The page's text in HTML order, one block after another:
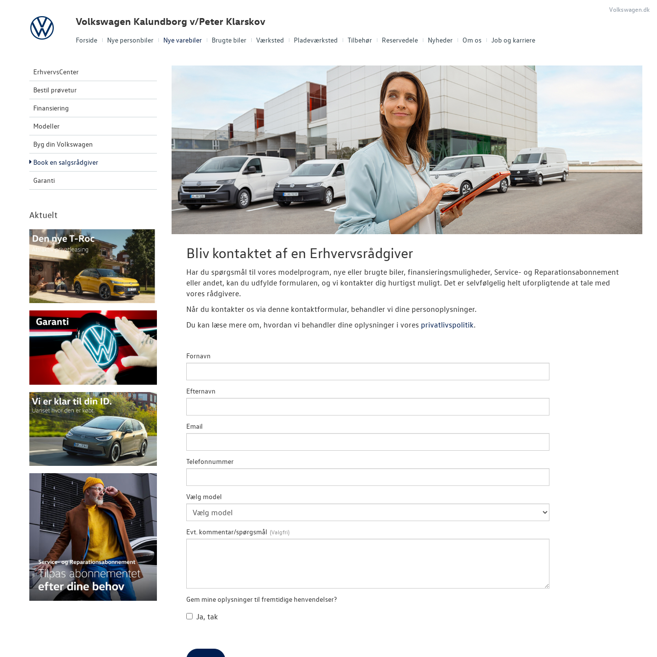
Forside Nye personbiler Nye varebiler Brugte biler Værksted Pladeværksted Tilbehør Reservedele Nyheder Om os Job og karriere
Volkswagen Volkswagen Kalundborg v/Peter Klarskov
Volkswagen.dk
ErhvervsCenter
Bestil prøvetur
Finansiering
Modeller
Byg din Volkswagen
Book en salgsrådgiver
Garanti
Aktuelt
Bliv kontaktet af en Erhvervsrådgiver
Har du spørgsmål til vores modelprogram, nye eller brugte biler, finansieringsmuligheder, Service- og Reparationsabonnement
eller andet, kan du udfylde formularen, og vi kontakter dig hurtigst muligt. Det er selvfølgelig helt uforpligtende at tale med
vores rådgivere.
Når du kontakter os via denne kontaktformular, behandler vi dine personoplysninger.
Du kan læse mere om, hvordan vi behandler dine oplysninger i vores privatlivspolitik.
Fornavn
Efternavn
Email
Telefonnummer
Vælg model
Evt. kommentar/spørgsmål
Gem mine oplysninger til fremtidige henvendelser?
Ja, tak